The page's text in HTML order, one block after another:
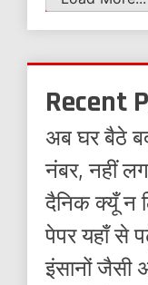
Recent
अब घर बैठे
नंबर, नहीं
दैनिक क्यूँ न
पेपर यहाँ से
इंसानों जैसी